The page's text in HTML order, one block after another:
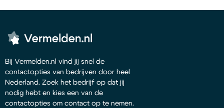
Bij Vermelden.nl vind jij snel de
contactopties van bedrijven door heel
Nederland. Zoek het bedrijf op dat jij
nodig hebt en kies een van de
contactopties om contact op te nemen.